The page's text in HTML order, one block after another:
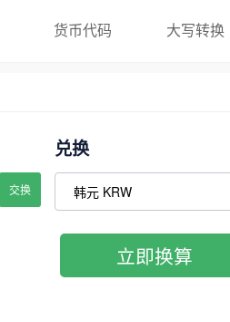
货币代码 大写转换
交换
兑换
立即换算